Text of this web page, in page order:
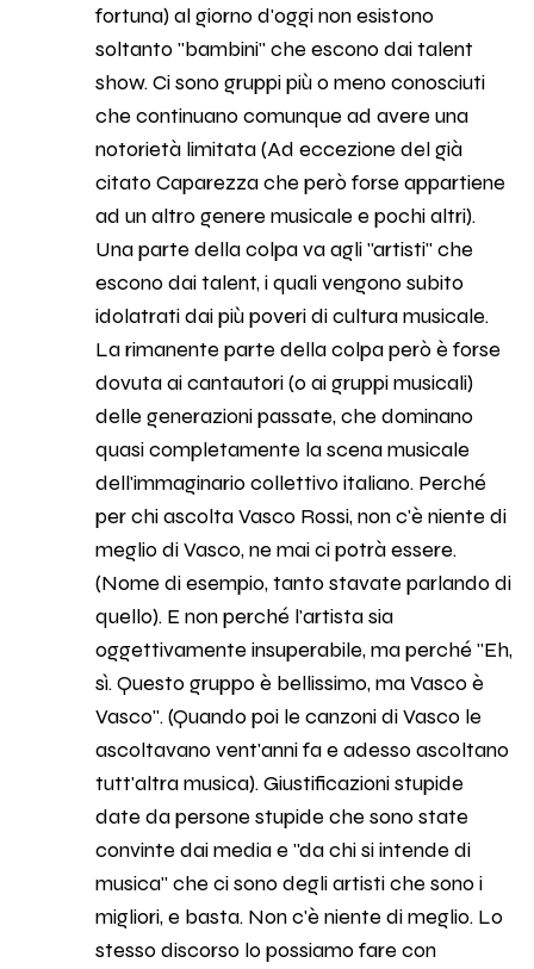
fortuna) al giorno d'oggi non esistono
soltanto "bambini" che escono dai talent
show. Ci sono gruppi più o meno conosciuti
che continuano comunque ad avere una
notorietà limitata (Ad eccezione del già
citato Caparezza che però forse appartiene
ad un altro genere musicale e pochi altri).
Una parte della colpa va agli "artisti" che
escono dai talent, i quali vengono subito
idolatrati dai più poveri di cultura musicale.
La rimanente parte della colpa però è forse
dovuta ai cantautori (o ai gruppi musicali)
delle generazioni passate, che dominano
quasi completamente la scena musicale
dell'immaginario collettivo italiano. Perché
per chi ascolta Vasco Rossi, non c'è niente di
meglio di Vasco, ne mai ci potrà essere.
(Nome di esempio, tanto stavate parlando di
quello). E non perché l'artista sia
oggettivamente insuperabile, ma perché "Eh,
sì. Questo gruppo è bellissimo, ma Vasco è
Vasco". (Quando poi le canzoni di Vasco le
ascoltavano vent'anni fa e adesso ascoltano
tutt'altra musica). Giustificazioni stupide
date da persone stupide che sono state
convinte dai media e "da chi si intende di
musica" che ci sono degli artisti che sono i
migliori, e basta. Non c'è niente di meglio. Lo
stesso discorso lo possiamo fare con